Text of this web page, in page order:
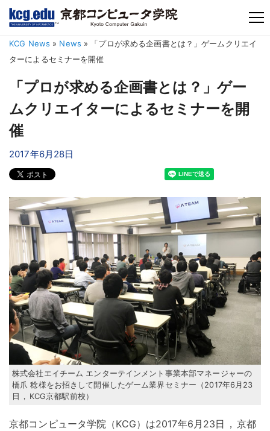
TM
KCG News » News »
「プロが求める企画書とは？」ゲームクリエイ
ターによるセミナーを開催
「プロが求める企画書とは？」ゲー
ムクリエイターによるセミナーを開
催
2017年6月28日
株式会社エイチーム エンターテインメント事業本部マネージャーの
橋爪 稔様をお招きして開催したゲーム業界セミナー（2017年6月23
日
， KCG京都駅前校）
京都コンピュータ学院（KCG）は2017年6月23日 ， 京都